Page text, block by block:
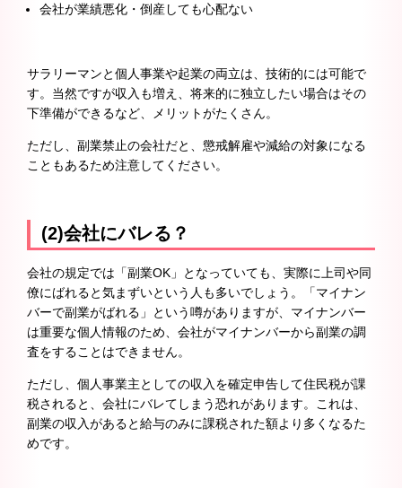
会社が業績悪化・倒産しても心配ない
サラリーマンと個人事業や起業の両立は、技術的には可能で
す。当然ですが収入も増え、将来的に独立したい場合はその
下準備ができるなど、メリットがたくさん。
ただし、副業禁止の会社だと、懲戒解雇や減給の対象になる
こともあるため注意してください。
(2)会社にバレる？
会社の規定では「副業OK」となっていても、実際に上司や同
僚にばれると気まずいという人も多いでしょう。「マイナン
バーで副業がばれる」という噂がありますが、マイナンバー
は重要な個人情報のため、会社がマイナンバーから副業の調
査をすることはできません。
ただし、個人事業主としての収入を確定申告して住民税が課
税されると、会社にバレてしまう恐れがあります。これは、
副業の収入があると給与のみに課税された額より多くなるた
めです。